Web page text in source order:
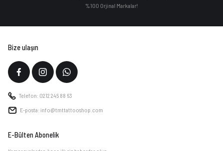
%100 Orjinal Markalar!
Bize ulaşın
Telefon: 0212 245 88 63
E-posta: info@tmttattooshop.com
E-Bülten Abonelik